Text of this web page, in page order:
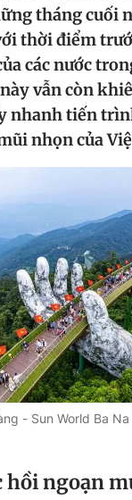
Tin 360
Bạn cần
Liên hệ
điện thoại
tháng cuối
thời điểm
các nước
vẫn còn
nhanh tiến
nhọn của
- Sun World Ba Na
hồi ngoạn